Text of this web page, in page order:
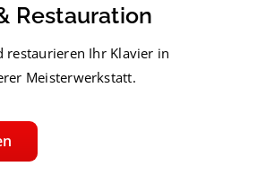
Restauration
restaurieren Ihr Klavier in
Meisterwerkstatt.